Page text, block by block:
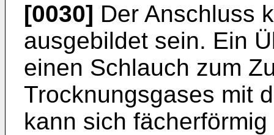
[0030] Der Anschluss
ausgebildet sein. Ein
einen Schlauch zum
Trocknungsgases mit
kann sich